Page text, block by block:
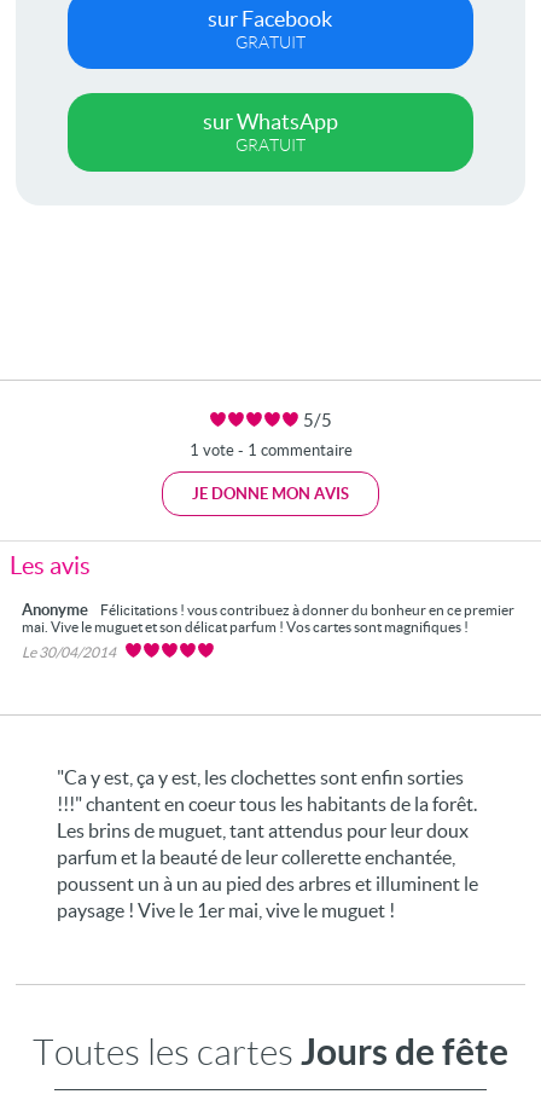
sur Facebook
GRATUIT
sur WhatsApp
GRATUIT
5/5
1 vote - 1 commentaire
JE DONNE MON AVIS
Les avis
Anonyme
Félicitations ! vous contribuez à donner du bonheur en ce premier
mai. Vive le muguet et son délicat parfum ! Vos cartes sont magnifiques !
Le 30/04/2014
"Ca y est, ça y est, les clochettes sont enfin sorties
!!!" chantent en coeur tous les habitants de la forêt.
Les brins de muguet, tant attendus pour leur doux
parfum et la beauté de leur collerette enchantée,
poussent un à un au pied des arbres et illuminent le
paysage ! Vive le 1er mai, vive le muguet !
Toutes les cartes Jours de fête